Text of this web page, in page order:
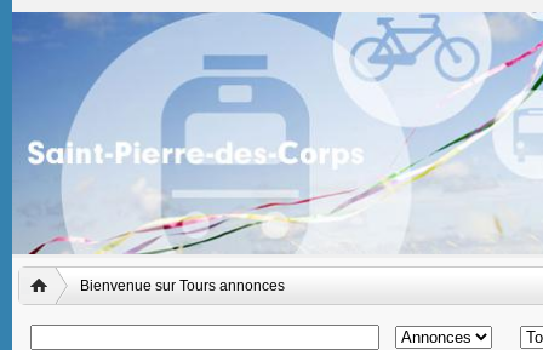
Bienvenue sur Tours annonces